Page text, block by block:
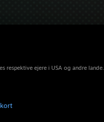
ejere i USA og andre lande.